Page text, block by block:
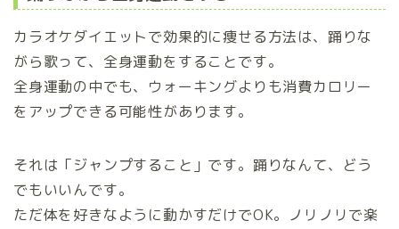
カラオケダイエットで効果的に痩せる方法は、踊りな
がら歌って、全身運動をすることです。
全身運動の中でも、ウォーキングよりも消費カロリー
をアップできる可能性があります。
それは「ジャンプすること」です。踊りなんて、どう
でもいいんです。
ただ体を好きなように動かすだけでOK。ノリノリで楽